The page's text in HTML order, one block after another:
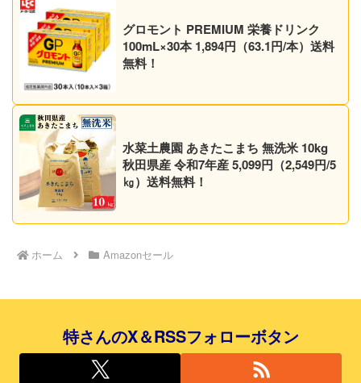
グロモント PREMIUM 栄養ドリンク
100mL×30本 1,894円（63.1円/本）送料
無料！
水菜土農園 あきたこまち 無洗米 10kg
秋田県産 令和7年産 5,099円（2,549円/5
㎏）送料無料！
ホーム Amazonセール
特さんのX＆RSSフォローボタン